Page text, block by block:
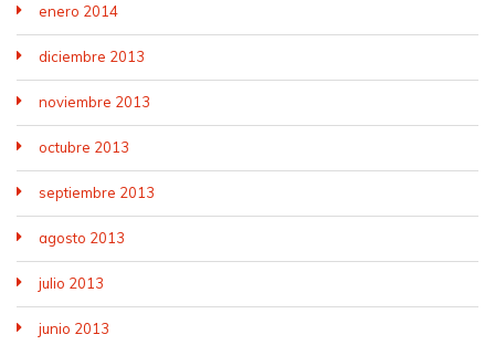
enero 2014
diciembre 2013
noviembre 2013
octubre 2013
septiembre 2013
agosto 2013
julio 2013
junio 2013